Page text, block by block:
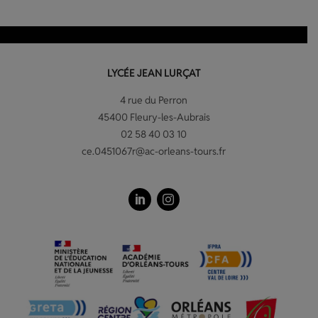
LYCÉE JEAN LURÇAT
4 rue du Perron
45400 Fleury-les-Aubrais
02 58 40 03 10
ce.0451067r@ac-orleans-tours.fr